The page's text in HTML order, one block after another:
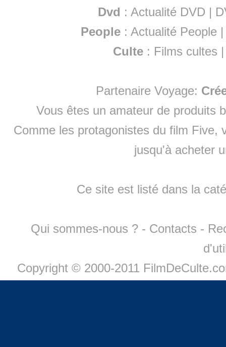
Dvd : Actualité DVD |
People :Actualité People
Culte : Films cultes
Partenaire Voyage:
Vous êtes un amateur de produits
Comme les protagonistes du film Five,
jusqu'à acheter
Ce site est listé dans la
Qui sommes-nous ? - Contacts -
Copyright © 2000-2011